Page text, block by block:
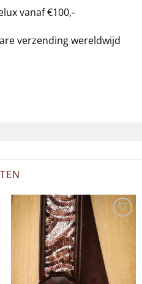
vanaf €100,-
verzending wereldwijd